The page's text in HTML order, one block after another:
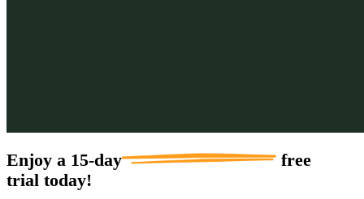
Enjoy a 15-day
free
trial today!